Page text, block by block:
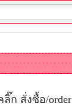
ก สั่งซื้อ/order